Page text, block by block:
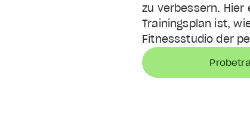
zu verbessern. Hier
Trainingsplan ist,
Fitnessstudio der